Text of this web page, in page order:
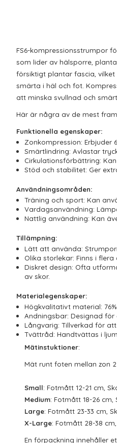
FS6-kompressionsstrumpor
som lider av hälsporre,
försiktigt plantar fascia,
smärta i häl och fot.
att minska svullnad och
Här är några av de mest
Funktionella egenskaper:
Zonkompression: Erbjuder
Smärtlindring: Avlastar
Cirkulationsförbättring:
Stöd och stabilitet: Ger
Användningsområden:
Träning och sport: Kan
Vardagsanvändning:
Nattlig användning: Kan
Tillämpning:
Lätt att använda:
Olika storlekar: Finns i
Diskret design: Ofta
av skor.
Materialegenskaper:
Högkvalitativt material: 76%
Andningsbar: Designad
Långvarig: Tillverkad för
Tvättråd: Handtvättas i
Mätinstuktioner:
Mät runt foten mellan zon
Small: Fotmått 12-21 cm,
Medium: Fotmått 18-26 cm,
Large: Fotmått 23-33 cm,
X-Large: Fotmått 28-38
En förpackning innehåller